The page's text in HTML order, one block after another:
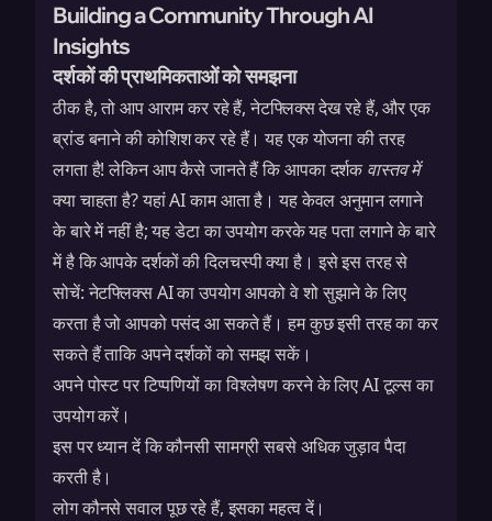
Building a Community Through AI
Insights
दर्शकों की प्राथमिकताओं को समझना
ठीक है, तो आप आराम कर रहे हैं, नेटफ्लिक्स देख रहे हैं, और एक
ब्रांड बनाने की कोशिश कर रहे हैं। यह एक योजना की तरह
लगता है! लेकिन आप कैसे जानते हैं कि आपका दर्शक वास्तव में
क्या चाहता है? यहां AI काम आता है। यह केवल अनुमान लगाने
के बारे में नहीं है; यह डेटा का उपयोग करके यह पता लगाने के बारे
में है कि आपके दर्शकों की दिलचस्पी क्या है। इसे इस तरह से
सोचें: नेटफ्लिक्स AI का उपयोग आपको वे शो सुझाने के लिए
करता है जो आपको पसंद आ सकते हैं। हम कुछ इसी तरह का कर
सकते हैं ताकि अपने दर्शकों को समझ सकें।
अपने पोस्ट पर टिप्पणियों का विश्लेषण करने के लिए AI टूल्स का
उपयोग करें।
इस पर ध्यान दें कि कौनसी सामग्री सबसे अधिक जुड़ाव पैदा
करती है।
लोग कौनसे सवाल पूछ रहे हैं, इसका महत्व दें।